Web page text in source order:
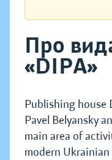
Про
«DIPA»
Publishing house
Pavel Belyansky
main area of
modern